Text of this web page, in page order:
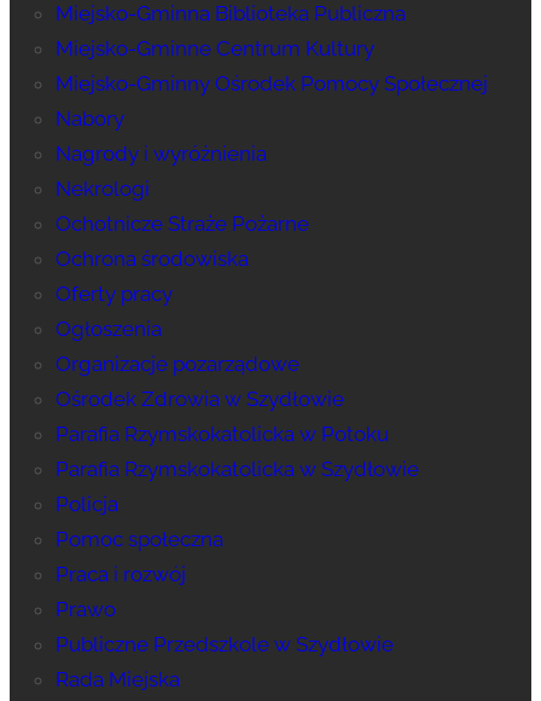
Miejsko-Gminna Biblioteka Publiczna
Miejsko-Gminne Centrum Kultury
Miejsko-Gminny Ośrodek Pomocy Społecznej
Nabory
Nagrody i wyróżnienia
Nekrologi
Ochotnicze Straże Pożarne
Ochrona środowiska
Oferty pracy
Ogłoszenia
Organizacje pozarządowe
Ośrodek Zdrowia w Szydłowie
Parafia Rzymskokatolicka w Potoku
Parafia Rzymskokatolicka w Szydłowie
Policja
Pomoc społeczna
Praca i rozwój
Prawo
Publiczne Przedszkole w Szydłowie
Rada Miejska